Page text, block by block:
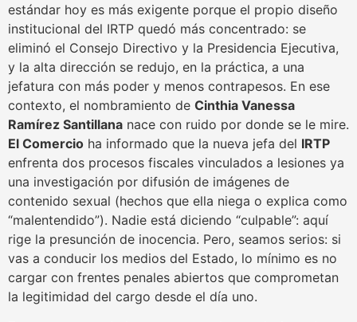
estándar hoy es más exigente porque el propio diseño
institucional del IRTP quedó más concentrado: se
eliminó el Consejo Directivo y la Presidencia Ejecutiva,
y la alta dirección se redujo, en la práctica, a una
jefatura con más poder y menos contrapesos. En ese
contexto, el nombramiento de Cinthia Vanessa
Ramírez Santillana nace con ruido por donde se le mire.
El Comercio ha informado que la nueva jefa del IRTP
enfrenta dos procesos fiscales vinculados a lesiones ya
una investigación por difusión de imágenes de
contenido sexual (hechos que ella niega o explica como
“malentendido”). Nadie está diciendo “culpable”: aquí
rige la presunción de inocencia. Pero, seamos serios: si
vas a conducir los medios del Estado, lo mínimo es no
cargar con frentes penales abiertos que comprometan
la legitimidad del cargo desde el día uno.